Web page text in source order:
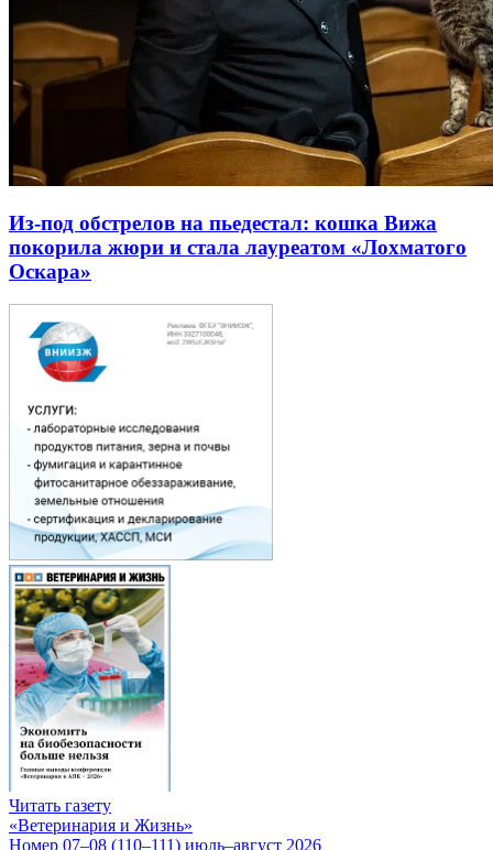
Из-под обстрелов на пьедестал: кошка Вижа
покорила жюри и стала лауреатом «Лохматого
Оскара»
Читать газету
«Ветеринария и Жизнь»
Номер 07–08 (110–111) июль–август 2026